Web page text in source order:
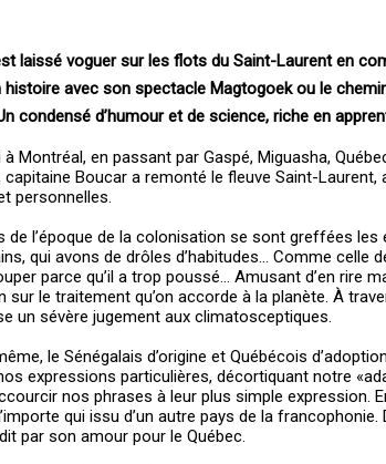
laissé voguer sur les flots du Saint-Laurent en
histoire avec son spectacle Magtogoek ou le
condensé d’humour et de science, riche en
à Montréal, en passant par Gaspé, Miguasha,
capitaine Boucar a remonté le fleuve Saint-
personnelles.
de l’époque de la colonisation se sont greffées
qui avons de drôles d’habitudes… Comme celle
parce qu’il a trop poussé… Amusant d’en rire
sur le traitement qu’on accorde à la planète. À
un sévère jugement aux climatosceptiques.
le Sénégalais d’origine et Québécois
expressions particulières, décortiquant notre
nos phrases à leur plus simple expression.
qui issu d’un autre pays de la
par son amour pour le Québec.